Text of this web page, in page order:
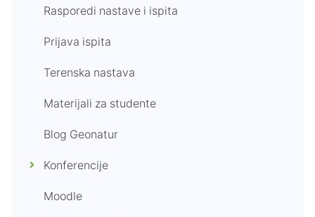
Rasporedi nastave i ispita
Prijava ispita
Terenska nastava
Materijali za studente
Blog Geonatur
Konferencije
Moodle